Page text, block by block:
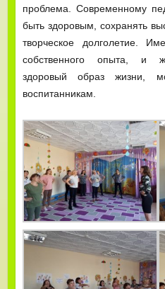
проблема. Современному
быть здоровым, сохранять
творческое долголетие.
собственного опыта, и
здоровый образ жизни,
воспитанникам.